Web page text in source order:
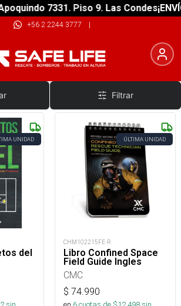
7331. Piso 9. Las Condes
+56 2 2244 3777 |
Filtrar
UNIDAD
del
ÚLTIMA UNIDAD
CHM102215FE-R
Libro Confined Space
Field Guide Ingles
CMC
$ 74.990